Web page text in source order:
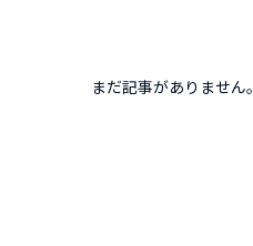
まだ記事がありません。